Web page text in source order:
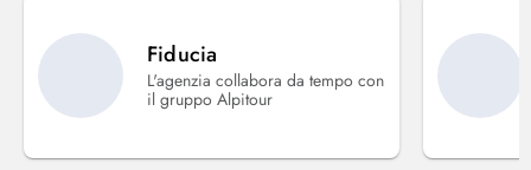
Fiducia
L'agenzia collabora da tempo con
il gruppo Alpitour